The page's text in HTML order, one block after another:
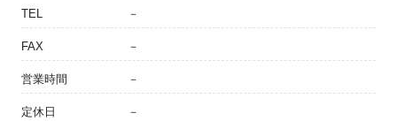
TEL －
FAX －
営業時間 －
定休日 －